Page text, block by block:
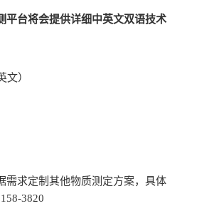
平台将会提供详细中英文双语技术
文）
需求定制其他物质测定方案，具体
3820